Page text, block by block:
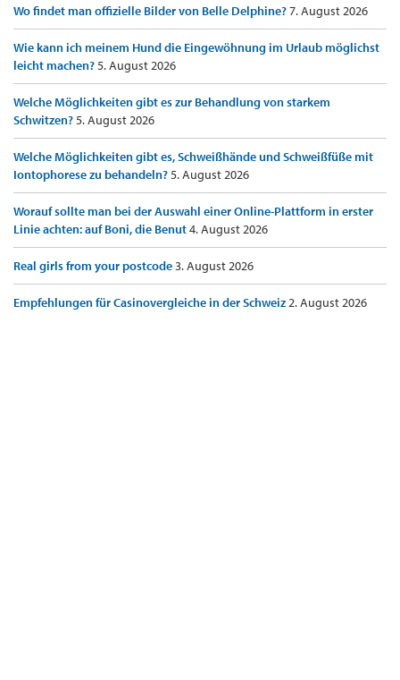
Wo findet man offizielle Bilder von Belle Delphine?7. August 2026
Wie kann ich meinem Hund die Eingewöhnung im Urlaub möglichst
leicht machen?5. August 2026
Welche Möglichkeiten gibt es zur Behandlung von starkem
Schwitzen?5. August 2026
Welche Möglichkeiten gibt es, Schweißhände und Schweißfüße mit
Iontophorese zu behandeln?5. August 2026
Worauf sollte man bei der Auswahl einer Online-Plattform in erster
Linie achten: auf Boni, die Benut4. August 2026
Real girls from your postcode3. August 2026
Empfehlungen für Casinovergleiche in der Schweiz2. August 2026